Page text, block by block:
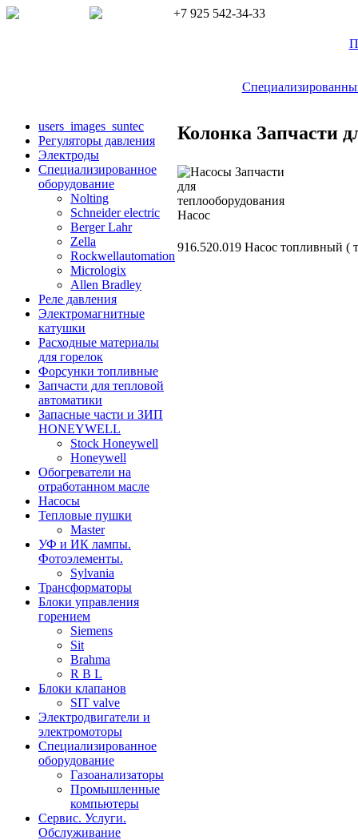
+7 925 542-34-33
users_images_suntec
Регуляторы давления
Электроды
Cпециализированное
оборудование
Nolting
Schneider electric
Berger Lahr
Zella
Rockwellautomation
Micrologix
Allen Bradley
Реле давления
Электромагнитные
катушки
Расходные материалы
для горелок
Форсунки топливные
Запчасти для тепловой
автоматики
Запасные части и ЗИП
HONEYWELL
Stock Honeywell
Honeywell
Обогреватели на
отработанном масле
Насосы
Тепловые пушки
Master
УФ и ИК лампы.
Фотоэлементы.
Sylvania
Трансформаторы
Блоки управления
горением
Siemens
Sit
Brahma
R B L
Блоки клапанов
SIT valve
Электродвигатели и
электромоторы
Специализированное
оборудование
Газоанализаторы
Промышленные
компьютеры
Сервис. Услуги.
Обслуживание
Колонка Запчасти
916.520.019 Насос топливный (